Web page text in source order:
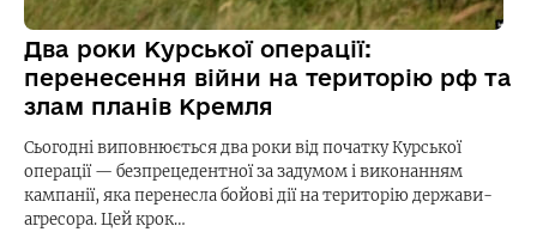
Два роки Курської операції:
перенесення війни на територію рф та
злам планів Кремля
Сьогодні виповнюється два роки від початку Курської
операції — безпрецедентної за задумом і виконанням
кампанії, яка перенесла бойові дії на територію держави-
агресора. Цей крок…